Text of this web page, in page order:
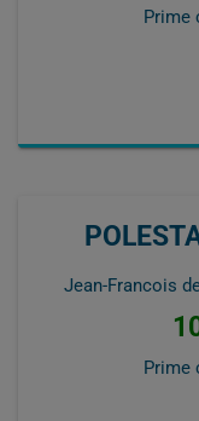
Prime
Jean-Francois
Prime